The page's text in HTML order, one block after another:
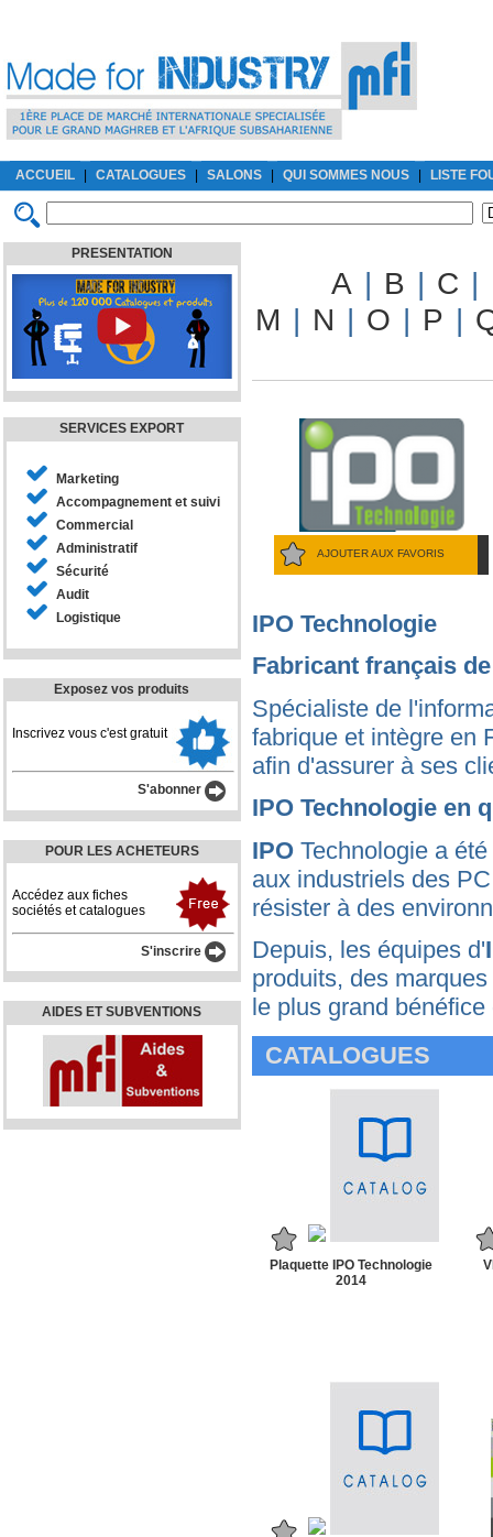
ACCUEIL CATALOGUES SALONS QUI SOMMES NOUS LISTE
PRESENTATION
SERVICES EXPORT
Marketing
Accompagnement et suivi
Commercial
Administratif
Sécurité
Audit
Logistique
Exposez vos produits
Inscrivez vous c'est gratuit
S'abonner
POUR LES ACHETEURS
Accédez aux fiches
sociétés et catalogues
S'inscrire
AIDES ET SUBVENTIONS
A | B | C |
M | N | O | P |
AJOUTER AUX FAVORIS
IPO Technologie
Fabricant français
Spécialiste de
fabrique et intègre en
afin d'assurer à ses
IPO Technologie en
IPO Technologie a
aux industriels des
résister à des
Depuis, les équipes d'
produits, des
le plus grand
CATALOGUES
Plaquette IPO Technologie
2014